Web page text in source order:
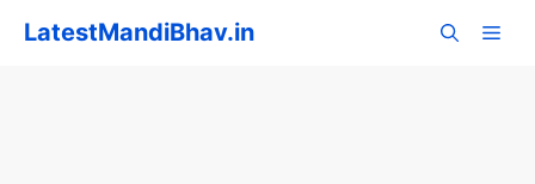
LatestMandiBhav.in